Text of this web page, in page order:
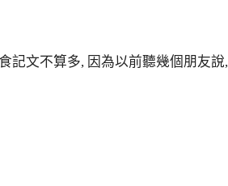
記文不算多, 因為以前聽幾個朋友說,